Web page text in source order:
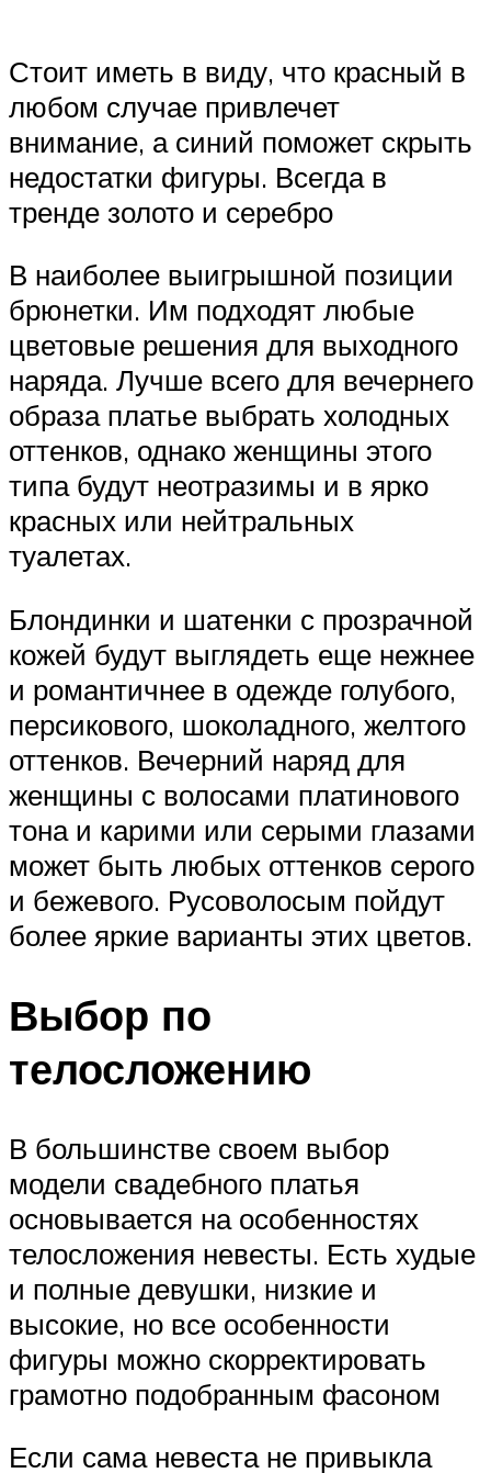
Стоит иметь в виду, что красный в
любом случае привлечет
внимание, а синий поможет скрыть
недостатки фигуры. Всегда в
тренде золото и серебро
В наиболее выигрышной позиции
брюнетки. Им подходят любые
цветовые решения для выходного
наряда. Лучше всего для вечернего
образа платье выбрать холодных
оттенков, однако женщины этого
типа будут неотразимы и в ярко
красных или нейтральных
туалетах.
Блондинки и шатенки с прозрачной
кожей будут выглядеть еще нежнее
и романтичнее в одежде голубого,
персикового, шоколадного, желтого
оттенков. Вечерний наряд для
женщины с волосами платинового
тона и карими или серыми глазами
может быть любых оттенков серого
и бежевого. Русоволосым пойдут
более яркие варианты этих цветов.
Выбор по
телосложению
В большинстве своем выбор
модели свадебного платья
основывается на особенностях
телосложения невесты. Есть худые
и полные девушки, низкие и
высокие, но все особенности
фигуры можно скорректировать
грамотно подобранным фасоном
Если сама невеста не привыкла